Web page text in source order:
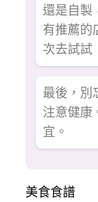
還是自製
有推薦的
次去試試
最後，別
注意健康
宜。
美食食譜